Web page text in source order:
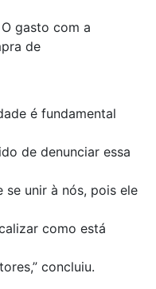
gasto com a
de
é fundamental
de denunciar essa
se unir à nós, pois ele
como está
concluiu.